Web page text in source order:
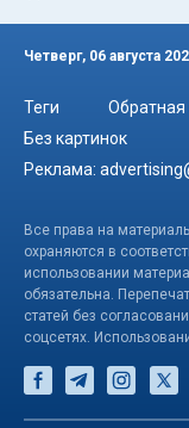
Четверг, 06 августа
Теги Обратная
Без картинок
Реклама:
Все права на
охраняются в
использовании
обязательна.
статей без
соцсетях.